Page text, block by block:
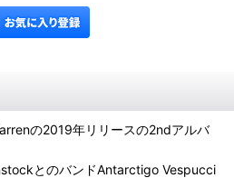
の2019年リリースの2ndアルバ
とのバンドAntarctigo Vespucci